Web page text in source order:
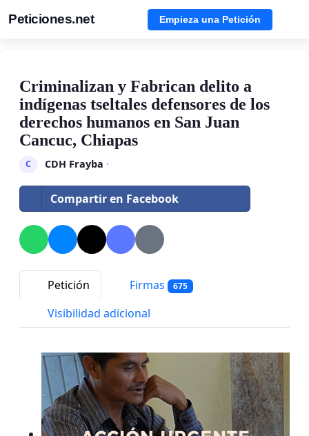
Peticiones.net Empieza una Petición
Criminalizan y Fabrican delito a
indígenas tseltales defensores de los
derechos humanos en San Juan
Cancuc, Chiapas
C CDH Frayba ·
Compartir en Facebook
Petición Firmas 675
Visibilidad adicional